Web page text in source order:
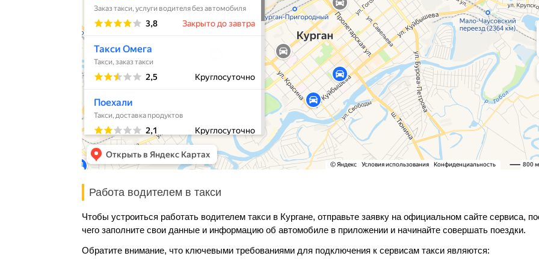
Работа водителем в такси
Чтобы устроиться работать водителем такси в Кургане, отправьте заявку на официальном сайте сервиса,
чего заполните свои данные и информацию об автомобиле в приложении и начинайте совершать поездки.
Обратите внимание, что ключевыми требованиями для подключения к сервисам такси являются: